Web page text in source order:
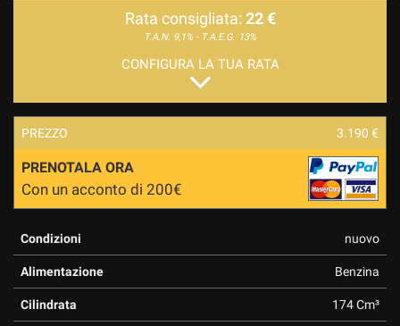
Rata consigliata: 22 €
T.A.N. 9,1% - T.A.E.G. 13%
CONFIGURA LA TUA RATA
PREZZO 3.190 €
PRENOTALA ORA
Con un acconto di 200€
Condizioni nuovo
Alimentazione Benzina
Cilindrata 174 Cm³